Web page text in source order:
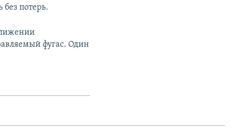
потерь.
фугас. Один